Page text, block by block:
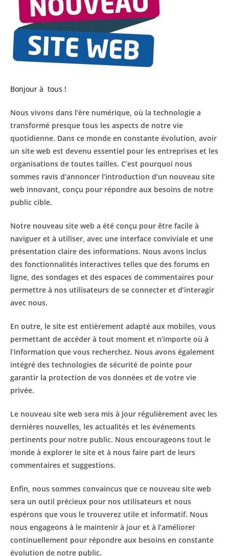
Bonjour à tous !
Nous vivons dans l’ère numérique, où la technologie a
transformé presque tous les aspects de notre vie
quotidienne. Dans ce monde en constante évolution, avoir
un site web est devenu essentiel pour les entreprises et les
organisations de toutes tailles. C’est pourquoi nous
sommes ravis d’annoncer l’introduction d’un nouveau site
web innovant, conçu pour répondre aux besoins de notre
public cible.
Notre nouveau site web a été conçu pour être facile à
naviguer et à utiliser, avec une interface conviviale et une
présentation claire des informations. Nous avons inclus
des fonctionnalités interactives telles que des forums en
ligne, des sondages et des espaces de commentaires pour
permettre à nos utilisateurs de se connecter et d’interagir
avec nous.
En outre, le site est entièrement adapté aux mobiles, vous
permettant de accéder à tout moment et n’importe où à
l’information que vous recherchez. Nous avons également
intégré des technologies de sécurité de pointe pour
garantir la protection de vos données et de votre vie
privée.
Le nouveau site web sera mis à jour régulièrement avec les
dernières nouvelles, les actualités et les événements
pertinents pour notre public. Nous encourageons tout le
monde à explorer le site et à nous faire part de leurs
commentaires et suggestions.
Enfin, nous sommes convaincus que ce nouveau site web
sera un outil précieux pour nos utilisateurs et nous
espérons que vous le trouverez utile et informatif. Nous
nous engageons à le maintenir à jour et à l’améliorer
continuellement pour répondre aux besoins en constante
évolution de notre public.